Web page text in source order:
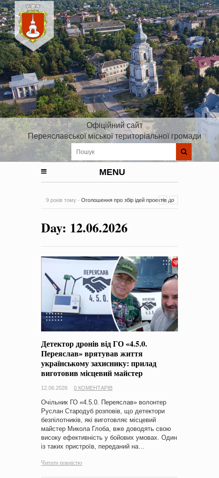
Офіційний сайт
Переяславської міської територіальної громади
MENU
9 років тому - Оголошення про збір ідей проектів до
на період 2018 – 2020 роки Оголошення про збір ідей
проектів
-0 Коментарів
Day: 12.06.2026
Детектор дронів від ГО «4.5.0.
Переяслав» врятував життя
українському захиснику: прилад
виготовив місцевий майстер
12.06.2026 0 КОМЕНТАРІВ
Очільник ГО «4.5.0. Переяслав» волонтер
Руслан Стародуб розповів, що детектори
безпілотників, які виготовляє місцевий
майстер Микола Глоба, вже доводять свою
високу ефективність у бойових умовах. Один
із таких пристроїв, переданий на…
Читати повністю